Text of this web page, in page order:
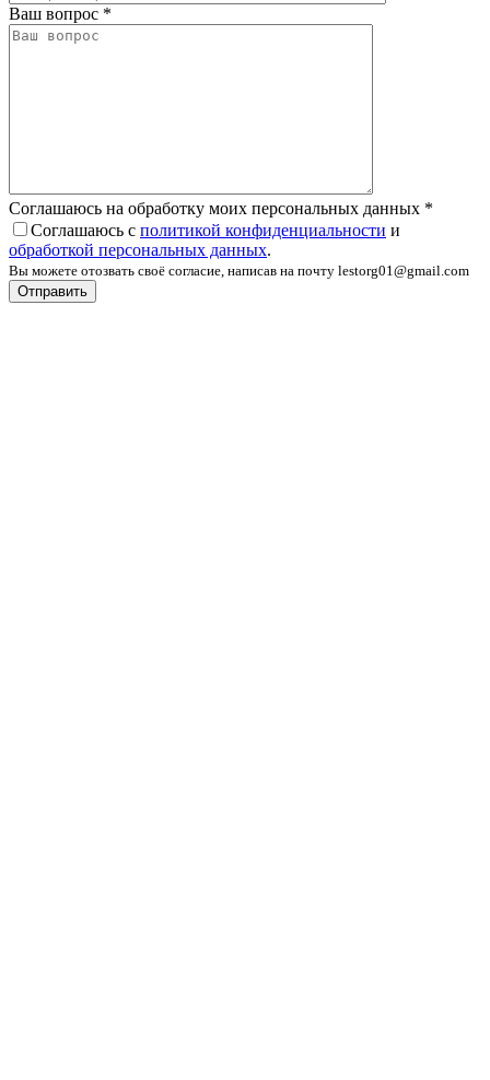
Ваш вопрос *
Соглашаюсь на обработку моих персональных данных *
Соглашаюсь с политикой конфиденциальности и
обработкой персональных данных.
Вы можете отозвать своё согласие, написав на почту lestorg01@gmail.com